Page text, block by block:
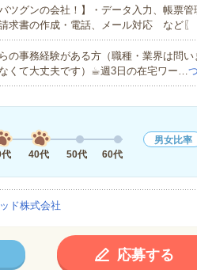
バツグンの会社！】・データ入力、帳票
求書の作成・電話、メール対応 など
の事務経験がある方（職種・業界は問
くて大丈夫です）☕︎週3日の在宅ワー…
40代 50代 60代
男女比率
ド株式会社
応募する